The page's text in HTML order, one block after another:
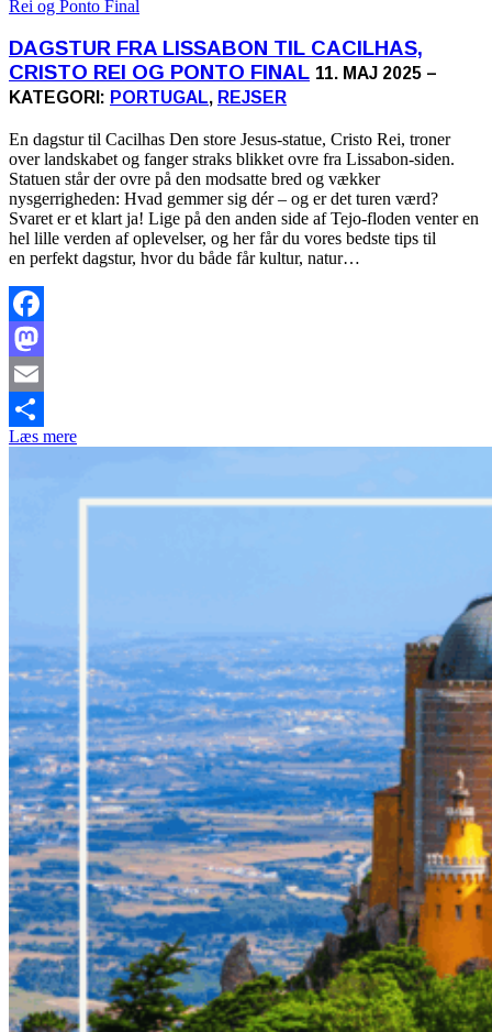
DAGSTUR FRA LISSABON TIL CACILHAS,
CRISTO REI OG PONTO FINAL 11. MAJ 2025 –
KATEGORI: PORTUGAL, REJSER
En dagstur til Cacilhas Den store Jesus-statue, Cristo Rei, troner
over landskabet og fanger straks blikket ovre fra Lissabon-siden.
Statuen står der ovre på den modsatte bred og vækker
nysgerrigheden: Hvad gemmer sig dér – og er det turen værd?
Svaret er et klart ja! Lige på den anden side af Tejo-floden venter en
hel lille verden af oplevelser, og her får du vores bedste tips til
en perfekt dagstur, hvor du både får kultur, natur…
Facebook
Mastodon
Email
Share
Læs mere